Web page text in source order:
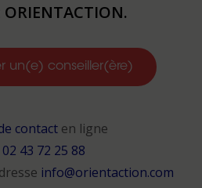
un(e) conseiller(ère)
contacten ligne
02 43 72 25 88
info@orientaction.com